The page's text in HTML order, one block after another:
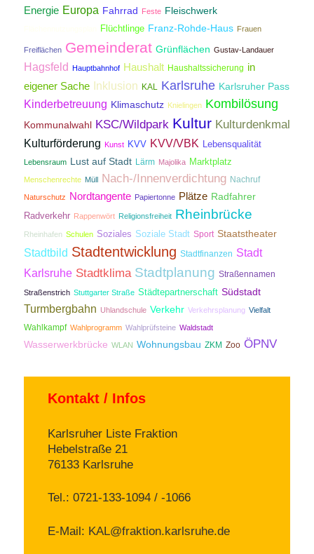
Energie Europa Fahrrad Feste Fleischwerk
Flüchtlinge Franz-Rohde-Haus Frauen
Freiflächen Gemeinderat Grünflächen Gustav-Landauer
Hagsfeld Hauptbahnhof Haushalt Haushaltssicherung in
eigener Sache Inklusion KAL Karlsruhe Karlsruher Pass
Kinderbetreuung Klimaschutz Knielingen Kombilösung
Kommunalwahl KSC/Wildpark Kultur Kulturdenkmal
Kulturförderung Kunst KVV KVV/VBK Lebensqualität
Lebensraum Lust auf Stadt Lärm Majolika Marktplatz
Menschenrechte Müll Nach-/Innenverdichtung Nachruf
Naturschutz Nordtangente Papiertonne Plätze Radfahrer
Radverkehr Rappenwört Religionsfreiheit Rheinbrücke
Rheinhafen Schulen Soziales Soziale Stadt Sport Staatstheater
Stadtbild Stadtentwicklung Stadtfinanzen Stadt
Karlsruhe Stadtklima Stadtplanung Straßennamen
Straßenstrich Stuttgarter Straße Städtepartnerschaft Südstadt
Turmbergbahn Uhlandschule Verkehr Verkehrsplanung Vielfalt
Wahlkampf Wahlprogramm Wahlprüfsteine Waldstadt
Wasserwerkbrücke WLAN Wohnungsbau ZKM Zoo ÖPNV
Kontakt / Infos
Karlsruher Liste Fraktion
Hebelstraße 21
76133 Karlsruhe
Tel.: 0721-133-1094 / -1066
E-Mail: KAL@fraktion.karlsruhe.de